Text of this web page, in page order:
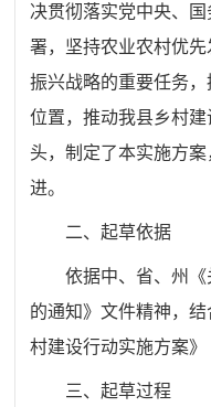
决贯彻落实党中央、
署，坚持农业农村优
振兴战略的重要任务
位置，推动我县乡村
头，制定了本实施方
进。
二、起草依据
依据中、省、州《
的通知》文件精神，
村建设行动实施方案》
三、起草过程